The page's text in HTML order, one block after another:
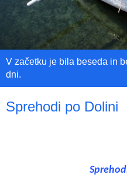
V začetku je bila beseda in
dni.
Sprehodi po Dolini